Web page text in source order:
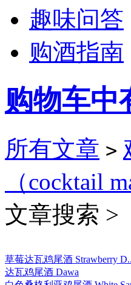
趣味问答
购酒指南
购物车中
所有文章 >
（cocktail
文章搜索 >
草莓达瓦鸡尾酒 Strawberry
达瓦鸡尾酒 Dawa